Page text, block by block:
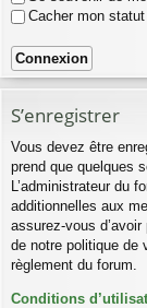
Cacher mon
S’enregistrer
Vous devez être
prend que quelques
L’administrateur du
additionnelles aux
assurez-vous
de notre politique de
règlement du forum.
Conditions